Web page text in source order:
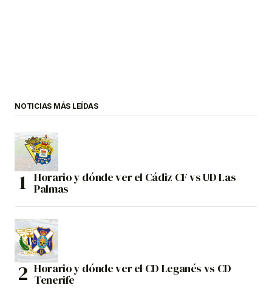
NOTICIAS MÁS LEÍDAS
Horario y dónde ver el Cádiz CF vs UD Las
Palmas
Horario y dónde ver el CD Leganés vs CD
Tenerife